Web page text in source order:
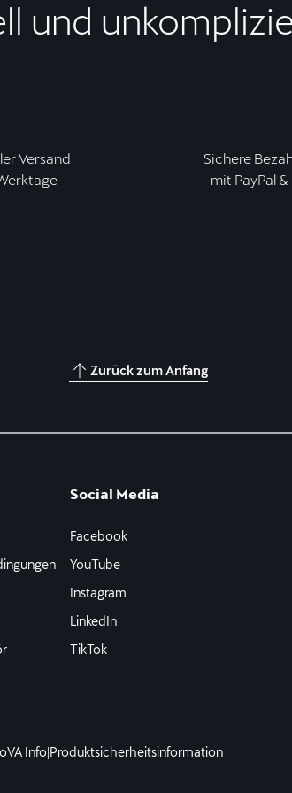
und
Versand
Sichere
mit PayPal &
Zurück zum Anfang
Social Media
Facebook
YouTube
Instagram
LinkedIn
TikTok
Info|Produktsicherheitsinformation